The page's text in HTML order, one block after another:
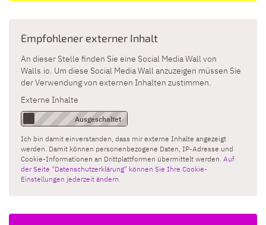
Empfohlener externer Inhalt
An dieser Stelle finden Sie eine Social Media Wall von
Walls.io. Um diese Social Media Wall anzuzeigen müssen Sie
der Verwendung von externen Inhalten zustimmen.
Externe Inhalte
Ich bin damit einverstanden, dass mir externe Inhalte angezeigt
werden. Damit können personenbezogene Daten, IP-Adresse und
Cookie-Informationen an Drittplattformen übermittelt werden. Auf
der Seite "Datenschutzerklärung" können Sie Ihre Cookie-
Einstellungen jederzeit ändern.